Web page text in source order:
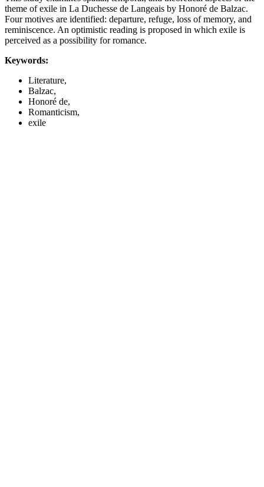
theme of exile in La Duchesse de Langeais by Honoré de Balzac.
Four motives are identified: departure, refuge, loss of memory, and
reminiscence. An optimistic reading is proposed in which exile is
perceived as a possibility for romance.
Keywords:
Literature,
Balzac,
Honoré de,
Romanticism,
exile